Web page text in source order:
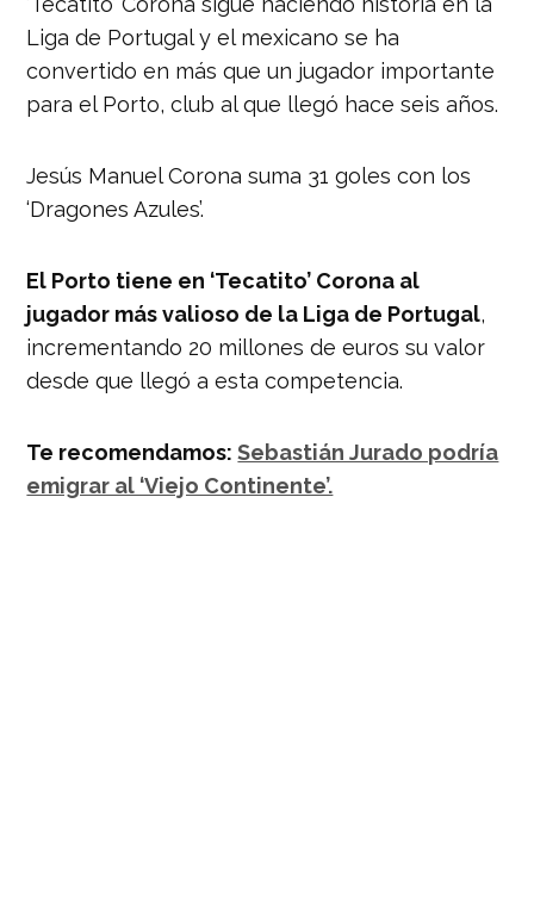
Liga de Portugal y el mexicano se ha
convertido en más que un jugador importante
para el Porto, club al que llegó hace seis años.
Jesús Manuel Corona suma 31 goles con los
‘Dragones Azules’.
El Porto tiene en ‘Tecatito’ Corona al
jugador más valioso de la Liga de Portugal,
incrementando 20 millones de euros su valor
desde que llegó a esta competencia.
Te recomendamos:Sebastián Jurado podría
emigrar al ‘Viejo Continente’.